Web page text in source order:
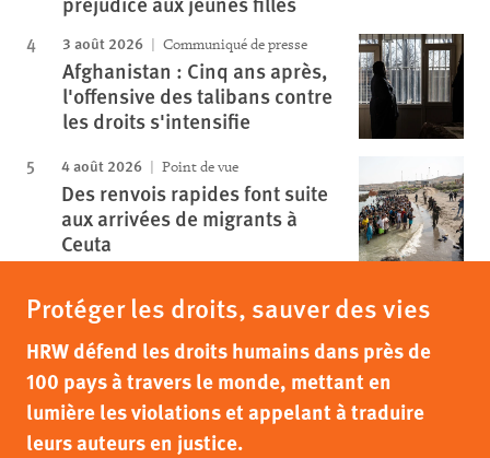
3 août 2026 Communiqué de presse
Afghanistan : Cinq ans après,
l'offensive des talibans contre
les droits s'intensifie
4 août 2026 Point de vue
Des renvois rapides font suite
aux arrivées de migrants à
Ceuta
Protéger les droits, sauver des vies
HRW défend les droits humains dans près de
100 pays à travers le monde, mettant en
lumière les violations et appelant à traduire
leurs auteurs en justice.